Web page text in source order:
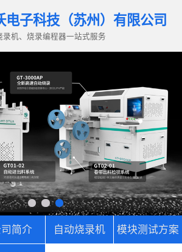
电子科技（苏州）有限公司
录机、烧录编程器一站式服务
简介 自动烧录机 模块测试方案